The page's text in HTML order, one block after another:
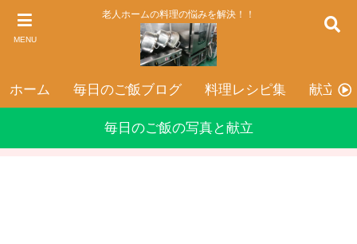
MENU
老人ホームの料理の悩みを解決！！
ホーム 毎日のご飯ブログ 料理レシピ集 献立表
毎日のご飯の写真と献立